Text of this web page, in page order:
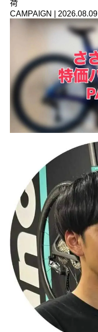
荷
CAMPAIGN 2026.08.09